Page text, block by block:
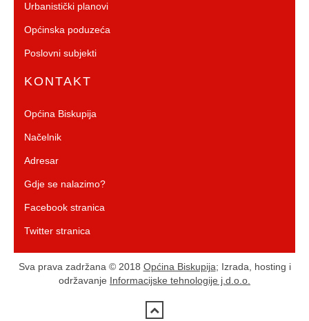
Urbanistički planovi
Općinska poduzeća
Poslovni subjekti
KONTAKT
Općina Biskupija
Načelnik
Adresar
Gdje se nalazimo?
Facebook stranica
Twitter stranica
Sva prava zadržana © 2018 Općina Biskupija; Izrada, hosting i
održavanje Informacijske tehnologije j.d.o.o.